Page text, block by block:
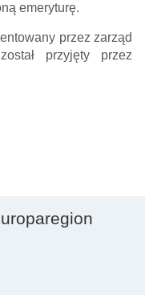
emeryturę.
przez zarząd
przyjęty przez